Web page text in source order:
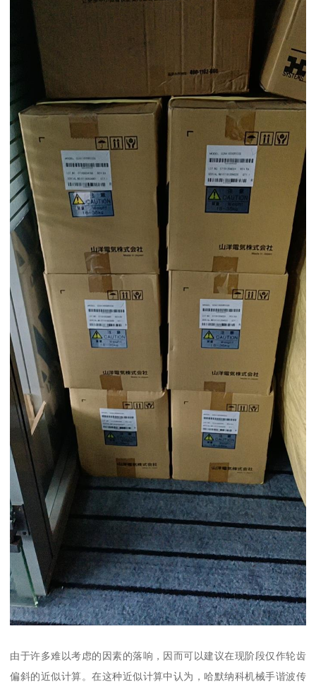
由于许多难以考虑的因素的落响，因而可以建议在现阶段仅作轮齿
偏斜的近似计算。在这种近似计算中认为，哈默纳科机械手谐波传